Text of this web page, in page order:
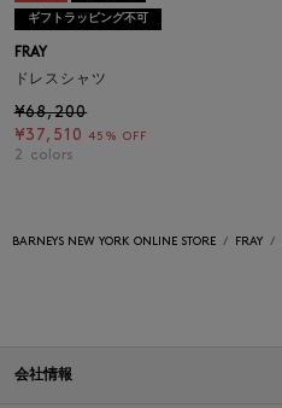
ギフトラッピング不可
FRAY
ドレスシャツ
¥68,200
¥37,510 45% OFF
2 colors
BARNEYS NEW YORK ONLINE STORE FRAY
会社情報